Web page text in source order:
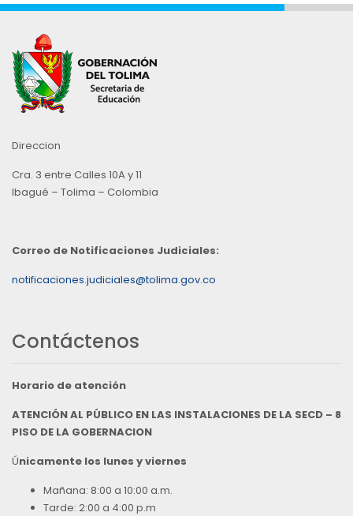
Direccion
Cra. 3 entre Calles 10A y 11
Ibagué – Tolima – Colombia
Correo de Notificaciones Judiciales:
notificaciones.judiciales@tolima.gov.co
Contáctenos
Horario de atención
ATENCIÓN AL PÚBLICO EN LAS INSTALACIONES DE LA SECD – 8
PISO DE LA GOBERNACION
Únicamente los lunes y viernes
Mañana: 8:00 a 10:00 a.m.
Tarde: 2:00 a 4:00 p.m